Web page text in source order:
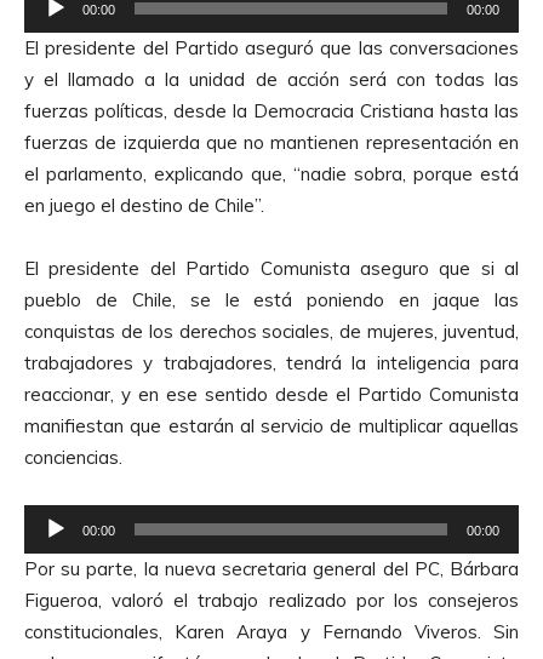
e
p
r
o
d
u
c
o
r
d
e
A
u
d
i
00:00 00:00
El presidente del Partido aseguró que las conversaciones
y el llamado a la unidad de acción será con todas las
fuerzas políticas, desde la Democracia Cristiana hasta las
fuerzas de izquierda que no mantienen representación en
el parlamento, explicando que, “nadie sobra, porque está
en juego el destino de Chile”.
El presidente del Partido Comunista aseguro que si al
pueblo de Chile, se le está poniendo en jaque las
conquistas de los derechos sociales, de mujeres, juventud,
trabajadores y trabajadores, tendrá la inteligencia para
reaccionar, y en ese sentido desde el Partido Comunista
manifiestan que estarán al servicio de multiplicar aquellas
conciencias.
e
p
r
o
00:00 00:00
Por su parte, la nueva secretaria general del PC, Bárbara
Figueroa, valoró el trabajo realizado por los consejeros
constitucionales, Karen Araya y Fernando Viveros. Sin